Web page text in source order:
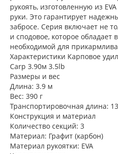
рукоять, изготовленную из
руки. Это гарантирует
забросе. Серия включает не
и сподовое, которое
необходимой для
Характеристики Карповое
Carp 3.90м 3.5lb
Размеры и вес
Длина: 3.9 м
Вес: 390 г
Транспортировочная длина:
Конструкция и материал
Количество секций: 3
Материал: Графит (карбон)
Материал рукоятки: EVA